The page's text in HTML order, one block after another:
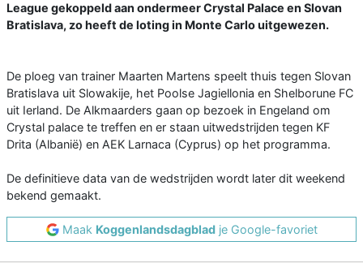
League gekoppeld aan ondermeer Crystal Palace en Slovan
Bratislava, zo heeft de loting in Monte Carlo uitgewezen.
De ploeg van trainer Maarten Martens speelt thuis tegen Slovan
Bratislava uit Slowakije, het Poolse Jagiellonia en Shelborune FC
uit Ierland. De Alkmaarders gaan op bezoek in Engeland om
Crystal palace te treffen en er staan uitwedstrijden tegen KF
Drita (Albanië) en AEK Larnaca (Cyprus) op het programma.
De definitieve data van de wedstrijden wordt later dit weekend
bekend gemaakt.
Maak Koggenlandsdagbladje Google-favoriet